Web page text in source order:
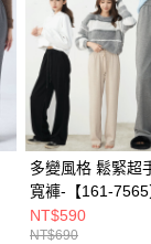
多變風格 鬆緊超
寬褲-【161-
NT$590
NT$690